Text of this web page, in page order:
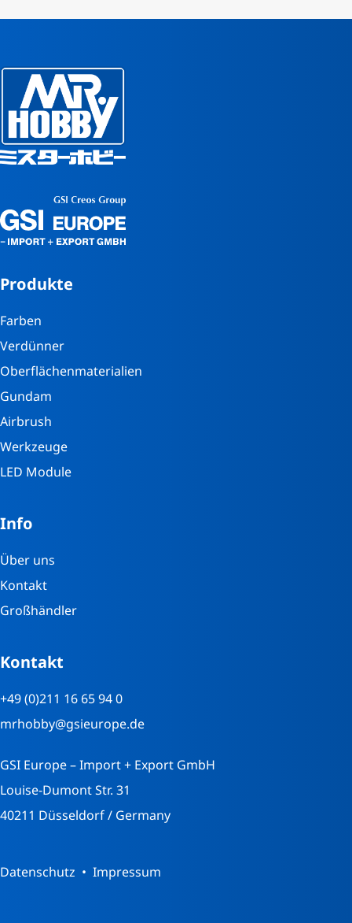
Produkte
Farben
Verdünner
Oberflächenmaterialien
Gundam
Airbrush
Werkzeuge
LED Module
Info
Über uns
Kontakt
Großhändler
Kontakt
+49 (0)211 16 65 94 0
mrhobby@gsieurope.de
GSI Europe – Import + Export GmbH
Louise-Dumont Str. 31
40211 Düsseldorf / Germany
Datenschutz Impressum